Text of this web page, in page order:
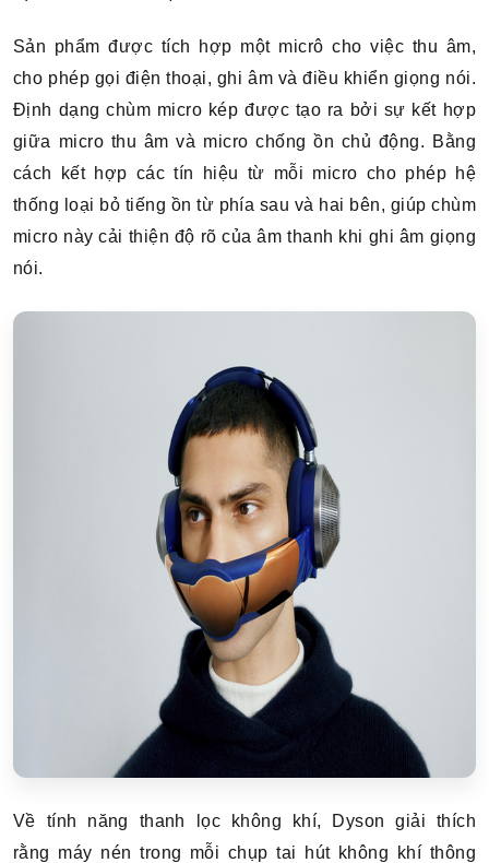
Sản phẩm được tích hợp một micrô cho việc thu âm,
cho phép gọi điện thoại, ghi âm và điều khiển giọng nói.
Định dạng chùm micro kép được tạo ra bởi sự kết hợp
giữa micro thu âm và micro chống ồn chủ động. Bằng
cách kết hợp các tín hiệu từ mỗi micro cho phép hệ
thống loại bỏ tiếng ồn từ phía sau và hai bên, giúp chùm
micro này cải thiện độ rõ của âm thanh khi ghi âm giọng
nói.
Về tính năng thanh lọc không khí, Dyson giải thích
rằng máy nén trong mỗi chụp tai hút không khí thông